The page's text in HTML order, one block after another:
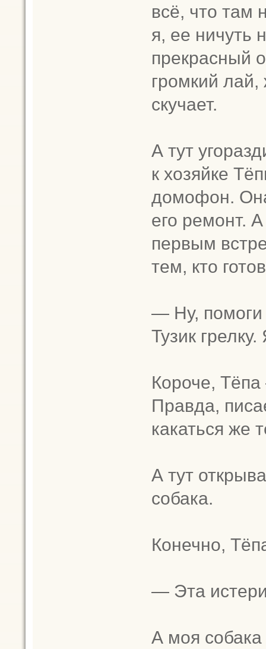
всё, что там
я, ее ничуть
прекрасный
громкий лай,
скучает.
А тут
к хозяйке
домофон.
его ремонт.
первым
тем, кто
— Ну, помоги
Тузик
Короче,
Правда,
какаться же
А тут
собака.
Конечно,
— Эта
А моя